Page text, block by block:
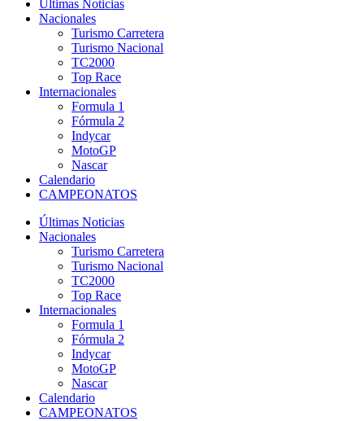
Últimas Noticias
Nacionales
Turismo Carretera
Turismo Nacional
TC2000
Top Race
Internacionales
Formula 1
Fórmula 2
Indycar
MotoGP
Nascar
Calendario
CAMPEONATOS
Últimas Noticias
Nacionales
Turismo Carretera
Turismo Nacional
TC2000
Top Race
Internacionales
Formula 1
Fórmula 2
Indycar
MotoGP
Nascar
Calendario
CAMPEONATOS